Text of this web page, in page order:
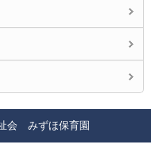
会 みずほ保育園